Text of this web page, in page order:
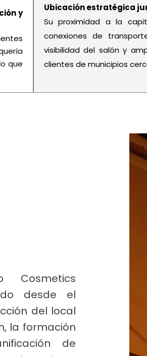
y
que
Ubicación estratégica
Su proximidad a la
conexiones de
visibilidad del salón y
clientes de municipios
desde el
del local
la formación
de